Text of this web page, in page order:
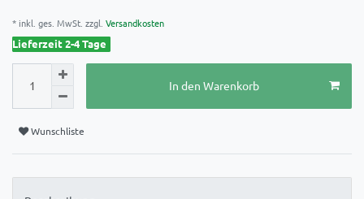
* inkl. ges. MwSt. zzgl. Versandkosten
Lieferzeit 2-4 Tage
In den Warenkorb
Wunschliste